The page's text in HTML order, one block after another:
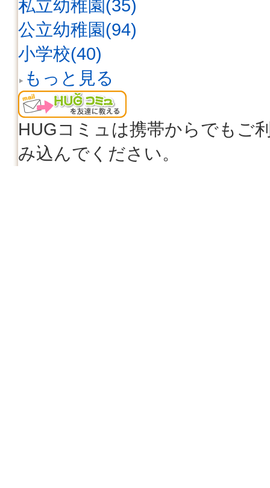
私立幼稚園(35)
公立幼稚園(94)
小学校(40)
もっと見る
HUGコミュは携帯からでもご
み込んでください。